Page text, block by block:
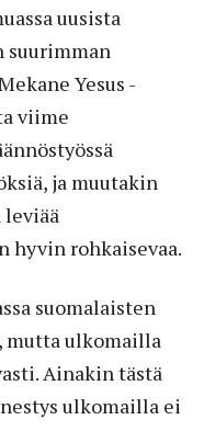
uusista
suurimman
Yesus -
viime
ja muutakin
hyvin rohkaisevaa.
suomalaisten
mutta ulkomailla
Ainakin tästä
ulkomailla ei